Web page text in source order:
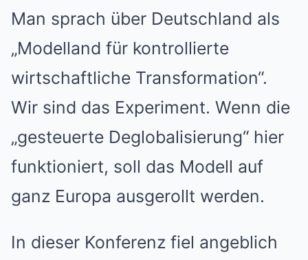
Man sprach über Deutschland als
„Modelland für kontrollierte
wirtschaftliche Transformation“.
Wir sind das Experiment. Wenn die
„gesteuerte Deglobalisierung“ hier
funktioniert, soll das Modell auf
ganz Europa ausgerollt werden.
In dieser Konferenz fiel angeblich